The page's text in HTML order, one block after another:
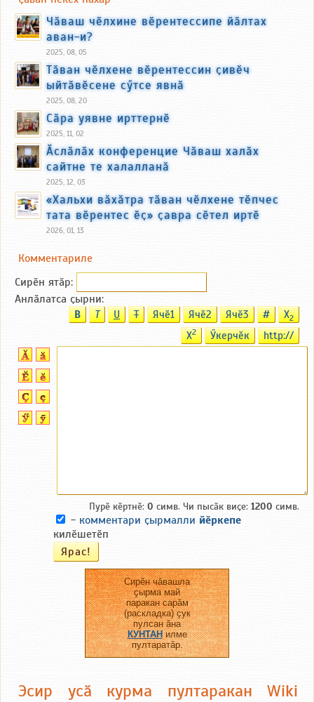
Чӑваш чӗлхине вӗрентессипе йӑлтах
аван-и?
2025, 08, 05
Тӑван чӗлхене вӗрентессин ҫивӗч
ыйтӑвӗсене сӳтсе явнӑ
2025, 08, 20
Сӑра уявне ирттернӗ
2025, 11, 02
Ӑслӑлӑх конференцие Чӑваш халӑх
сайтне те халалланӑ
2025, 12, 03
«Хальхи вӑхӑтра тӑван чӗлхене тӗпчес
тата вӗрентес ӗҫ» ҫавра сӗтел иртӗ
2026, 01, 13
Комментариле
Сирӗн ятӑp:
Анлӑлатса ҫырни:
B T U T Ячӗ1 Ячӗ2 Ячӗ3 # X2
X2 Ӳкерчӗк http://
Пурӗ кӗртнӗ: 0 симв. Чи пысӑк виҫе: 1200 симв.
- комментари ҫырмалли йӗркепе
килӗшетӗп
Сирӗн чӑвашла
ҫырма май
паракан сарӑм
(раскладка) ҫук
пулсан ӑна
КУНТАНилме
пултаратӑр.
Эсир усӑ курма пултаракан Wiki